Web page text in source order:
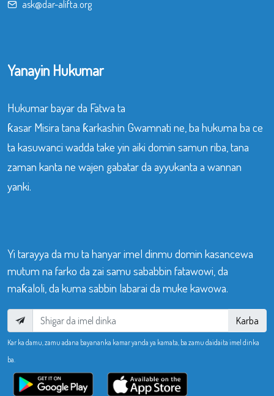
ask@dar-alifta.org
Yanayin Hukumar
Hukumar bayar da Fatwa ta
ƙasar Misira tana ƙarkashin Gwamnati ne, ba hukuma ba ce
ta kasuwanci wadda take yin aiki domin samun riba, tana
zaman kanta ne wajen gabatar da ayyukanta a wannan
yanki.
Yi tarayya da mu ta hanyar imel dinmu domin kasancewa
mutum na farko da zai samu sababbin fatawowi, da
maƙaloli, da kuma sabbin labarai da muke kawowa.
Karba
Kar ka damu, zamu adana bayananka kamar yanda ya kamata, ba zamu daidaita imel dinka
ba.